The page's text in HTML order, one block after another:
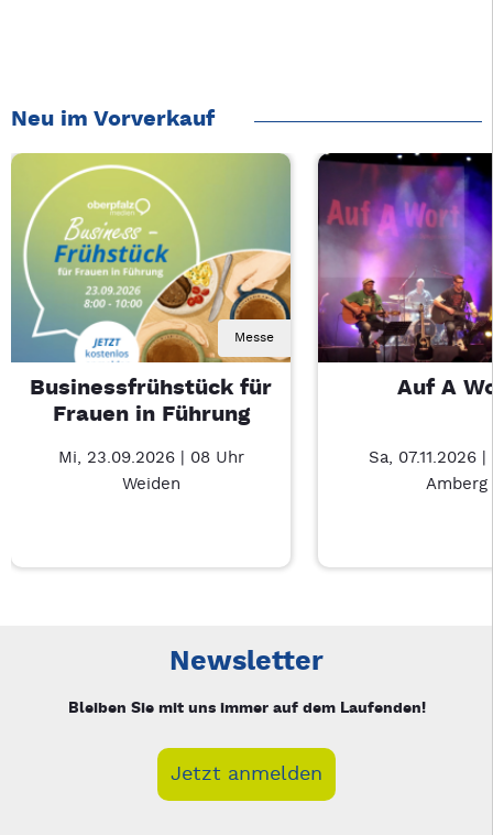
Neu im Vorverkauf
Messe
Businessfrühstück für
Frauen in Führung
Mi, 23.09.2026 | 08 Uhr
Weiden
Auf A
Sa, 07.11.2026
Amberg
Newsletter
Bleiben Sie mit uns immer auf dem Laufenden!
Jetzt anmelden